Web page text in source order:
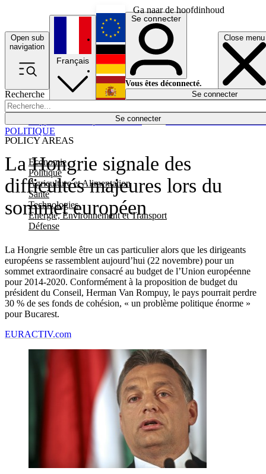
Ga naar de hoofdinhoud
Open sub
navigation
Close menu
Recherche
Se connecter
POLICY AREAS
Economie
Politique
Agriculture et Alimentation
Santé
Technologies
Energie, Environnement et Transport
Défense
Économie
Français
English
Deutsch
Español
Se connecter
Vous êtes déconnecté.
Se connecter
La Hongrie signale des
difficultés majeures lors du
sommet européen
La Hongrie semble être un cas particulier alors que les dirigeants
européens se rassemblent aujourd’hui (22 novembre) pour un
sommet extraordinaire consacré au budget de l’Union européenne
pour 2014-2020. Conformément à la proposition de budget du
président du Conseil, Herman Van Rompuy, le pays pourrait perdre
30 % de ses fonds de cohésion, « un problème politique énorme »
pour Bucarest.
POLITIQUE
EURACTIV.com